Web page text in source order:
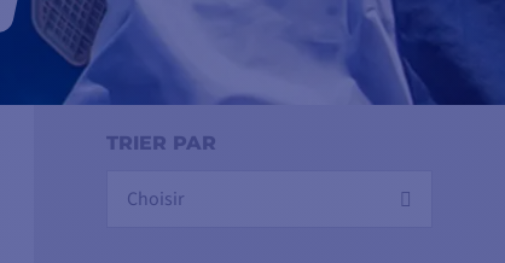
TRIER PAR
Choisir